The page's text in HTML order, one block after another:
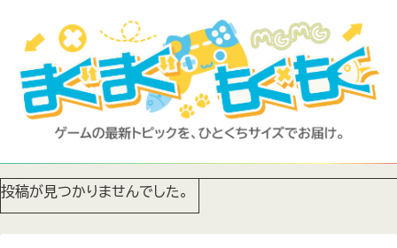
投稿が見つかりませんでした。